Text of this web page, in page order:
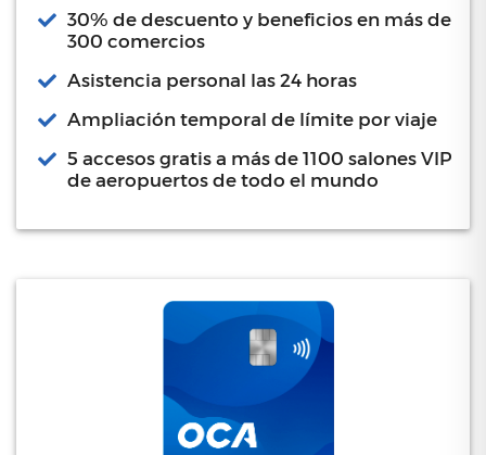
30% de descuento y beneficios en más de
300 comercios
Asistencia personal las 24 horas
Ampliación temporal de límite por viaje
5 accesos gratis a más de 1100 salones VIP
de aeropuertos de todo el mundo